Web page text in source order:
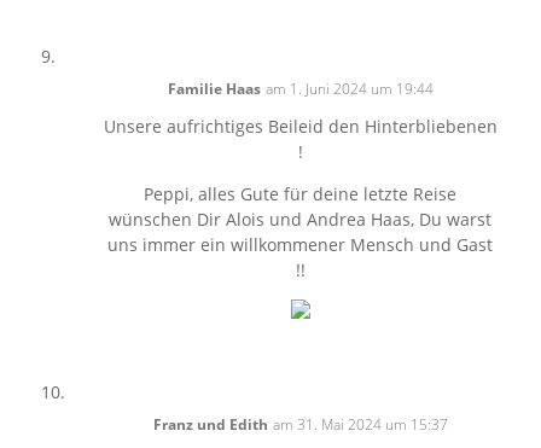
Familie Haas am 1. Juni 2024 um 19:44
Unsere aufrichtiges Beileid den Hinterbliebenen
!
Peppi, alles Gute für deine letzte Reise
wünschen Dir Alois und Andrea Haas, Du warst
uns immer ein willkommener Mensch und Gast
!!
Franz und Edith am 31. Mai 2024 um 15:37